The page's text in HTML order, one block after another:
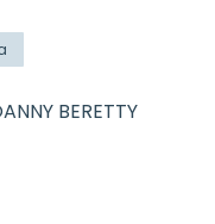
BERETTY